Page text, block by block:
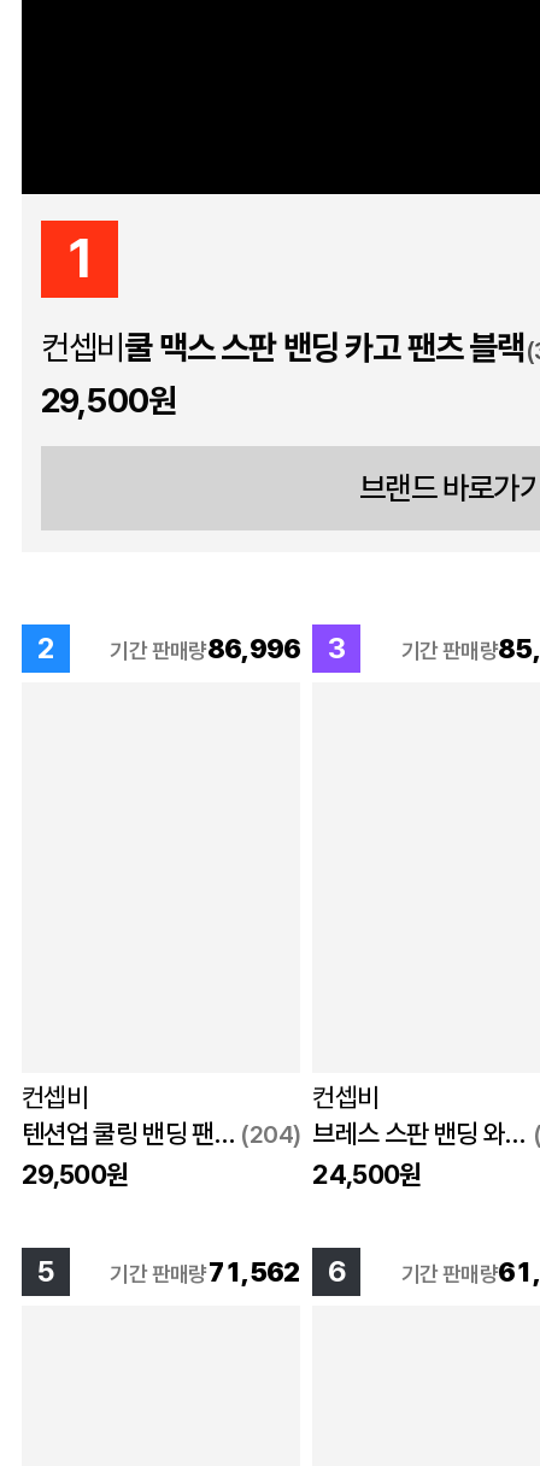
1
컨셉비 쿨 맥스 스판 밴딩 카고 팬츠 블랙
29,500원
브랜드 바로가
2 기간 판매량86,996
컨셉비
텐션업 쿨링 밴딩 팬츠 블랙 (204)
29,500원
3 기간 판매량
컨셉비
브레스 스판 밴딩 와이드 팬츠 블랙
24,500원
5 기간 판매량71,562 6 기간 판매량